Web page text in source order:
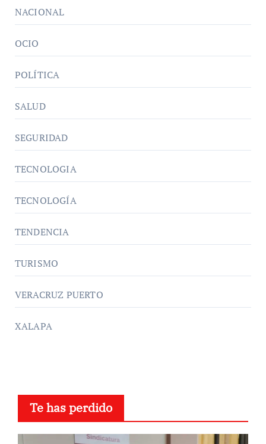
NACIONAL
OCIO
POLÍTICA
SALUD
SEGURIDAD
TECNOLOGIA
TECNOLOGÍA
TENDENCIA
TURISMO
VERACRUZ PUERTO
XALAPA
Te has perdido